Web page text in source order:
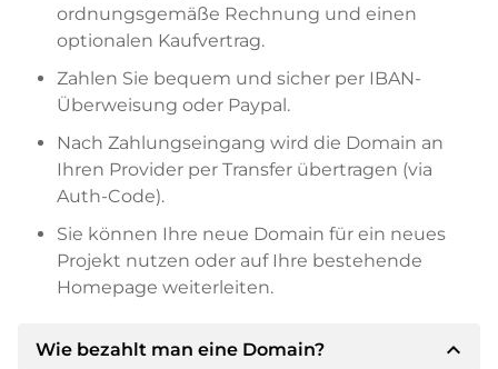
ordnungsgemäße Rechnung und einen
optionalen Kaufvertrag.
Zahlen Sie bequem und sicher per IBAN-
Überweisung oder Paypal.
Nach Zahlungseingang wird die Domain an
Ihren Provider per Transfer übertragen (via
Auth-Code).
Sie können Ihre neue Domain für ein neues
Projekt nutzen oder auf Ihre bestehende
Homepage weiterleiten.
Wie bezahlt man eine Domain? expand_less